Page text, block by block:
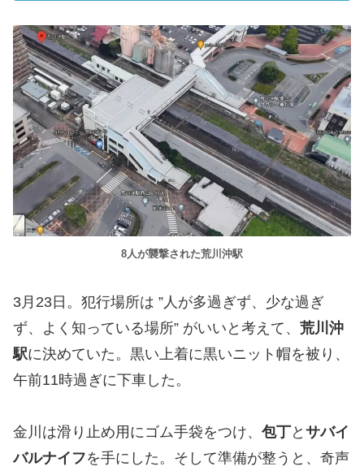
8人が襲撃された荒川沖駅
3月23日。犯行場所は ”人が多過ぎず、少な過ぎ
ず、よく知っている場所” がいいと考えて、 荒川沖
駅に決めていた。黒い上着に黒いニット帽を被り、
午前11時過ぎに下車した。
金川は滑り止め用にゴム手袋をつけ、 包丁と サバイ
バルナイフを手にした。そして準備が整うと、奇声